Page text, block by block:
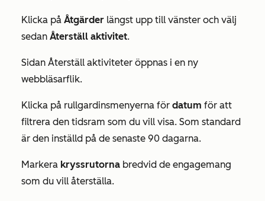
Klicka på Åtgärder längst upp till vänster och välj
sedan Återställ aktivitet.
Sidan Återställ aktiviteter öppnas i en ny
webbläsarflik.
Klicka på rullgardinsmenyerna för datum för att
filtrera den tidsram som du vill visa. Som standard
är den inställd på de senaste 90 dagarna.
Markera kryssrutorna bredvid de engagemang
som du vill återställa.